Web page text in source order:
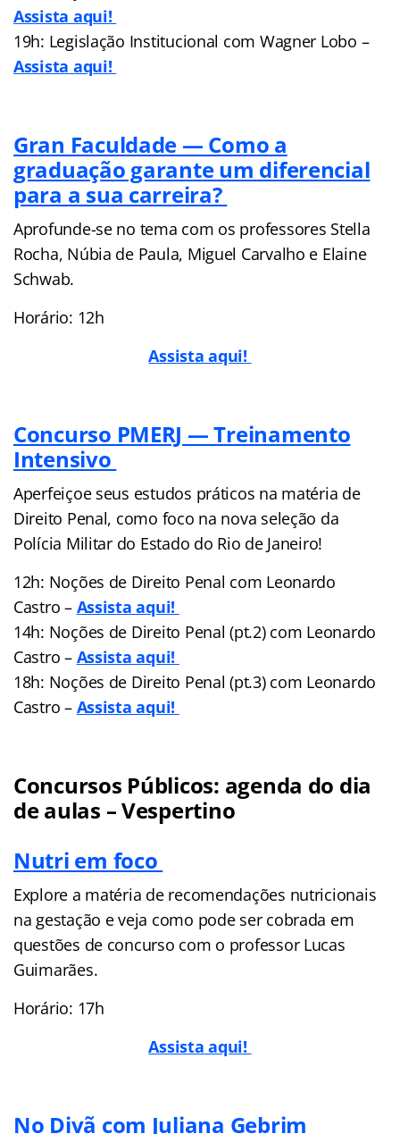
Assista aqui!
19h: Legislação Institucional com Wagner Lobo –
Assista aqui!
Gran Faculdade — Como a
graduação garante um diferencial
para a sua carreira?
Aprofunde-se no tema com os professores Stella
Rocha, Núbia de Paula, Miguel Carvalho e Elaine
Schwab.
Horário: 12h
Assista aqui!
Concurso PMERJ — Treinamento
Intensivo
Aperfeiçoe seus estudos práticos na matéria de
Direito Penal, como foco na nova seleção da
Polícia Militar do Estado do Rio de Janeiro!
12h: Noções de Direito Penal com Leonardo
Castro – Assista aqui!
14h: Noções de Direito Penal (pt.2) com Leonardo
Castro – Assista aqui!
18h: Noções de Direito Penal (pt.3) com Leonardo
Castro – Assista aqui!
Concursos Públicos: agenda do dia
de aulas – Vespertino
Nutri em foco
Explore a matéria de recomendações nutricionais
na gestação e veja como pode ser cobrada em
questões de concurso com o professor Lucas
Guimarães.
Horário: 17h
Assista aqui!
No Divã com Juliana Gebrim